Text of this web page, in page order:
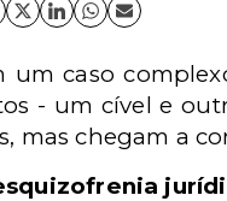
um caso
- um cível e
mas chegam a